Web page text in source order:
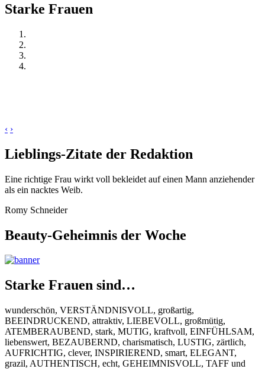
Starke Frauen
‹ ›
Lieblings-Zitate der Redaktion
Eine richtige Frau wirkt voll bekleidet auf einen Mann anziehender
als ein nacktes Weib.
Romy Schneider
Beauty-Geheimnis der Woche
Starke Frauen sind…
wunderschön, VERSTÄNDNISVOLL, großartig,
BEEINDRUCKEND, attraktiv, LIEBEVOLL, großmütig,
ATEMBERAUBEND, stark, MUTIG, kraftvoll, EINFÜHLSAM,
liebenswert, BEZAUBERND, charismatisch, LUSTIG, zärtlich,
AUFRICHTIG, clever, INSPIRIEREND, smart, ELEGANT,
grazil, AUTHENTISCH, echt, GEHEIMNISVOLL, TAFF und